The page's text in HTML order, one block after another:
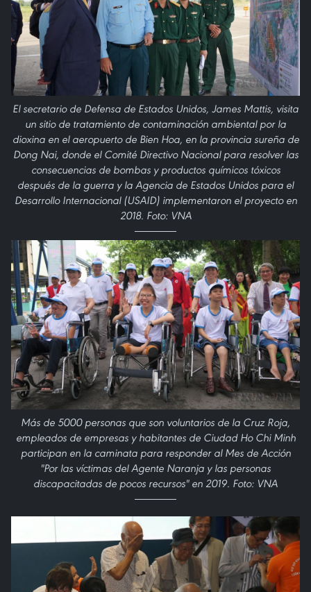
El secretario de Defensa de Estados Unidos, James Mattis, visita
un sitio de tratamiento de contaminación ambiental por la
dioxina en el aeropuerto de Bien Hoa, en la provincia sureña de
Dong Nai, donde el Comité Directivo Nacional para resolver las
consecuencias de bombas y productos químicos tóxicos
después de la guerra y la Agencia de Estados Unidos para el
Desarrollo Internacional (USAID) implementaron el proyecto en
2018. Foto: VNA
Más de 5000 personas que son voluntarios de la Cruz Roja,
empleados de empresas y habitantes de Ciudad Ho Chi Minh
participan en la caminata para responder al Mes de Acción
"Por las víctimas del Agente Naranja y las personas
discapacitadas de pocos recursos" en 2019. Foto: VNA